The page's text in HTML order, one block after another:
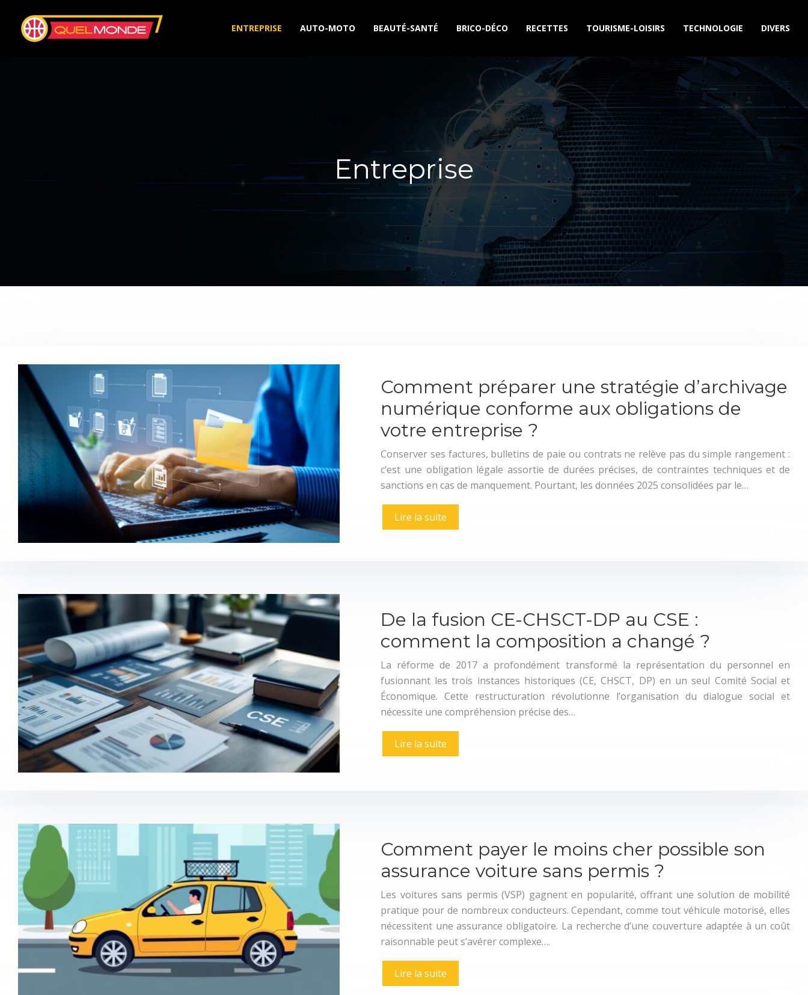
ENTREPRISE AUTO-MOTO BEAUTÉ-SANTÉ BRICO-DÉCO RECETTES TOURISME-LOISIRS TECHNOLOGIE DIVERS
Entreprise
Comment préparer une stratégie d’archivage
numérique conforme aux obligations de
votre entreprise ?
Conserver ses factures, bulletins de paie ou contrats ne relève pas du simple rangement :
c’est une obligation légale assortie de durées précises, de contraintes techniques et de
sanctions en cas de manquement. Pourtant, les données 2025 consolidées par le…
Lire la suite
De la fusion CE-CHSCT-DP au CSE :
comment la composition a changé ?
La réforme de 2017 a profondément transformé la représentation du personnel en
fusionnant les trois instances historiques (CE, CHSCT, DP) en un seul Comité Social et
Économique. Cette restructuration révolutionne l’organisation du dialogue social et
nécessite une compréhension précise des…
Lire la suite
Comment payer le moins cher possible son
assurance voiture sans permis ?
Les voitures sans permis (VSP) gagnent en popularité, offrant une solution de mobilité
pratique pour de nombreux conducteurs. Cependant, comme tout véhicule motorisé, elles
nécessitent une assurance obligatoire. La recherche d’une couverture adaptée à un coût
raisonnable peut s’avérer complexe….
Lire la suite